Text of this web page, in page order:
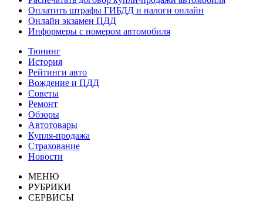
Оплатить штрафы ГИБДД и налоги онлайн
Онлайн экзамен ПДД
Информеры с номером автомобиля
Тюнинг
История
Рейтинги авто
Вождение и ПДД
Советы
Ремонт
Обзоры
Автотовары
Купля-продажа
Страхование
Новости
МЕНЮ
РУБРИКИ
СЕРВИСЫ